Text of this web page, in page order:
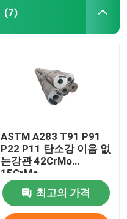
(7)
ASTM A283 T91 P91
P22 P11 탄소강 이음 없
는강관 42CrMo
15CrMo
최고의 가격